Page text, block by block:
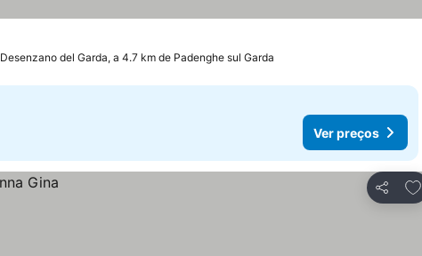
Desenzano del Garda, a 4.7 km de Padenghe sul Garda
Ver preços